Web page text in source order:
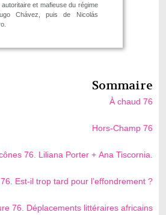
autoritaire et mafieuse du régime
Chávez, puis de Nicolás
Sommaire
À chaud 76
Hors-Champ 76
76. Liliana Porter + Ana Tiscornia.
Est-il trop tard pour l’effondrement ?
76. Déplacements littéraires africains